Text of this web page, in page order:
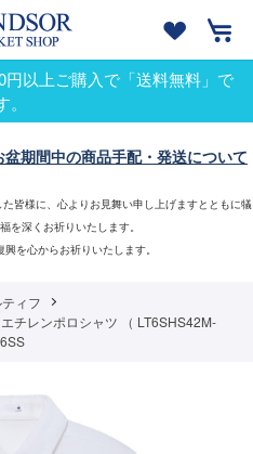
以上ご購入で「送料無料」で
。
盆期間中の商品手配・発送について
皆様に、心よりお見舞い申し上げますとともに犠
を深くお祈りいたします。
を心からお祈りいたします。
ィフ
チレンポロシャツ （ LT6SHS42M-